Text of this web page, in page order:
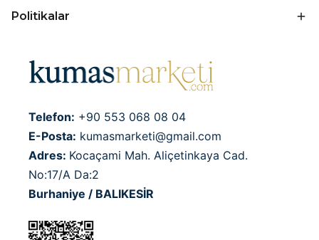
Politikalar
Telefon: +90 553 068 08 04
E-Posta: kumasmarketi@gmail.com
Adres: Kocaçami Mah. Aliçetinkaya Cad.
No:17/A Da:2
Burhaniye / BALIKESİR